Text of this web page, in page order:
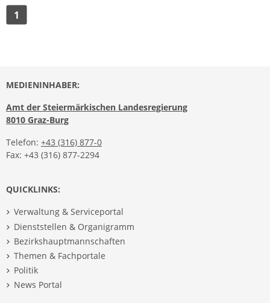
1
MEDIENINHABER:
Amt der Steiermärkischen Landesregierung
8010 Graz-Burg
Telefon: +43 (316) 877-0
Fax: +43 (316) 877-2294
QUICKLINKS:
Verwaltung & Serviceportal
Dienststellen & Organigramm
Bezirkshauptmannschaften
Themen & Fachportale
Politik
News Portal